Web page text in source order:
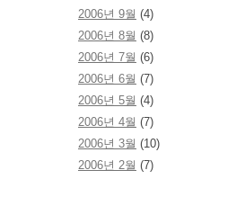
2006년 9월 (4)
2006년 8월 (8)
2006년 7월 (6)
2006년 6월 (7)
2006년 5월 (4)
2006년 4월 (7)
2006년 3월 (10)
2006년 2월 (7)